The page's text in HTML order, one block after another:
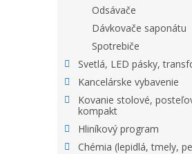
Odsávače
Dávkovače saponátu
Spotrebiče
Svetlá, LED pásky,
Kancelárske vybavenie
Kovanie stolové,
kompakt
Hliníkový program
Chémia (lepidlá, tmely,